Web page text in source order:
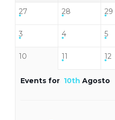
27 28 29
3 4 5
10 11 12
Events for 10th Agosto